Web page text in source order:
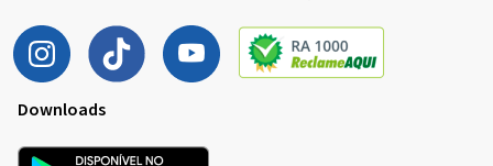
Downloads